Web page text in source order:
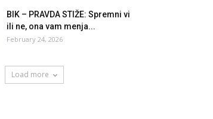
BIK – PRAVDA STIŽE: Spremni vi
ili ne, ona vam menja...
February 24, 2026
Load more